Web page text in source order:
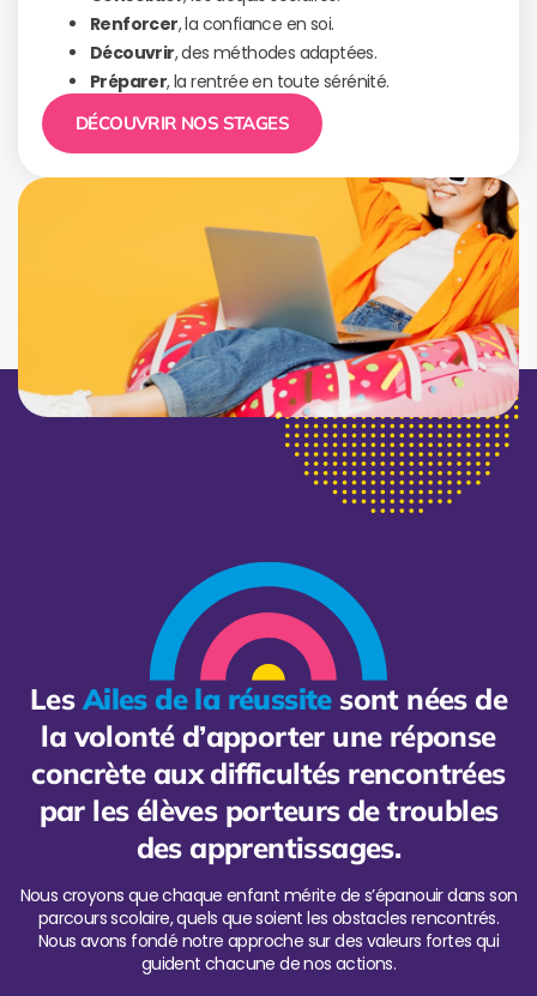
Renforcer, la confiance en soi.
Découvrir, des méthodes adaptées.
Préparer, la rentrée en toute sérénité.
DÉCOUVRIR NOS STAGES
LesAiles de la réussitesont nées de
la volonté d’apporter une réponse
concrète aux difficultés rencontrées
par les élèves porteurs de troubles
des apprentissages.
Nous croyons que chaque enfant mérite de s’épanouir dans son
parcours scolaire, quels que soient les obstacles rencontrés.
Nous avons fondé notre approche sur des valeurs fortes qui
guident chacune de nos actions.